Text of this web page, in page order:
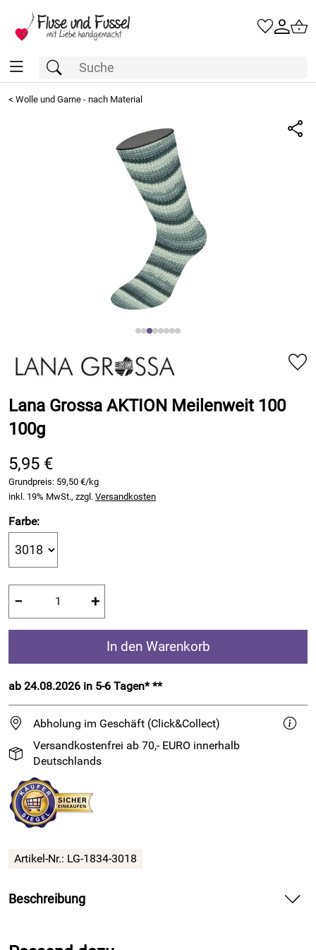
< Wolle und Garne - nach Material
Lana Grossa AKTION Meilenweit 100
100g
5,95 €
Grundpreis: 59,50 €/kg
inkl. 19% MwSt., zzgl. Versandkosten
Farbe:
− +
In den Warenkorb
ab 24.08.2026 in 5-6 Tagen* **
Abholung im Geschäft (Click&Collect)
Versandkostenfrei ab 70,- EURO innerhalb
Deutschlands
Artikel-Nr.: LG-1834-3018
Beschreibung